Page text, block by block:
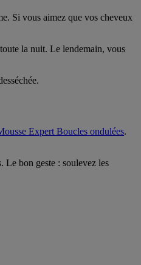
Si vous aimez que vos cheveux
la nuit. Le lendemain, vous
Expert Boucles ondulées.
Le bon geste : soulevez les